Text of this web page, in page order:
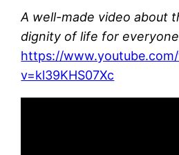
A well-made video about
dignity of life for everyone
https://
v=kl39KHS07Xc